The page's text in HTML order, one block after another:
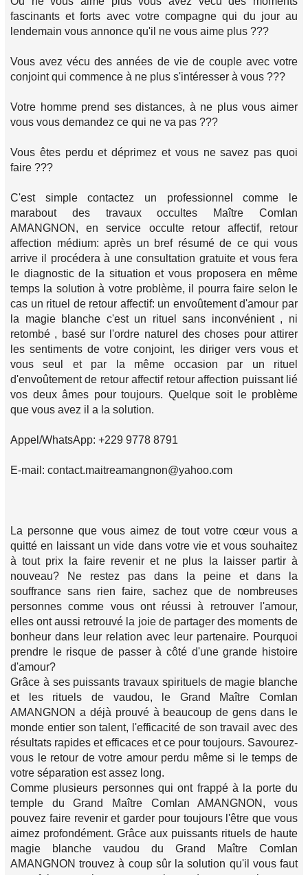
fascinants et forts avec votre compagne qui du jour au
lendemain vous annonce qu'il ne vous aime plus ???
Vous avez vécu des années de vie de couple avec votre
conjoint qui commence à ne plus s'intéresser à vous ???
Votre homme prend ses distances, à ne plus vous aimer
vous vous demandez ce qui ne va pas ???
Vous êtes perdu et déprimez et vous ne savez pas quoi
faire ???
C'est simple contactez un professionnel comme le
marabout des travaux occultes Maître Comlan
AMANGNON, en service occulte retour affectif, retour
affection médium: après un bref résumé de ce qui vous
arrive il procédera à une consultation gratuite et vous fera
le diagnostic de la situation et vous proposera en même
temps la solution à votre problème, il pourra faire selon le
cas un rituel de retour affectif: un envoûtement d'amour par
la magie blanche c'est un rituel sans inconvénient , ni
retombé , basé sur l'ordre naturel des choses pour attirer
les sentiments de votre conjoint, les diriger vers vous et
vous seul et par la même occasion par un rituel
d'envoûtement de retour affectif retour affection puissant lié
vos deux âmes pour toujours. Quelque soit le problème
que vous avez il a la solution.
Appel/WhatsApp: +229 9778 8791
E-mail: contact.maitreamangnon@yahoo.com
La personne que vous aimez de tout votre cœur vous a
quitté en laissant un vide dans votre vie et vous souhaitez
à tout prix la faire revenir et ne plus la laisser partir à
nouveau? Ne restez pas dans la peine et dans la
souffrance sans rien faire, sachez que de nombreuses
personnes comme vous ont réussi à retrouver l'amour,
elles ont aussi retrouvé la joie de partager des moments de
bonheur dans leur relation avec leur partenaire. Pourquoi
prendre le risque de passer à côté d'une grande histoire
d'amour?
Grâce à ses puissants travaux spirituels de magie blanche
et les rituels de vaudou, le Grand Maître Comlan
AMANGNON a déjà prouvé à beaucoup de gens dans le
monde entier son talent, l'efficacité de son travail avec des
résultats rapides et efficaces et ce pour toujours. Savourez-
vous le retour de votre amour perdu même si le temps de
votre séparation est assez long.
Comme plusieurs personnes qui ont frappé à la porte du
temple du Grand Maître Comlan AMANGNON, vous
pouvez faire revenir et garder pour toujours l'être que vous
aimez profondément. Grâce aux puissants rituels de haute
magie blanche vaudou du Grand Maître Comlan
AMANGNON trouvez à coup sûr la solution qu'il vous faut